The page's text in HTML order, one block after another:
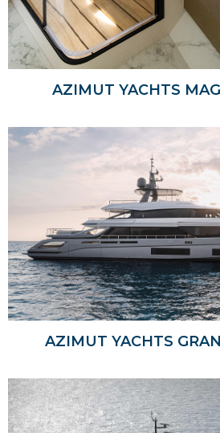
AZIMUT YACHTS
AZIMUT YACHTS